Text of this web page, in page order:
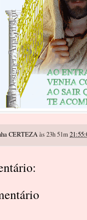
CERTEZAàs 23h 51m